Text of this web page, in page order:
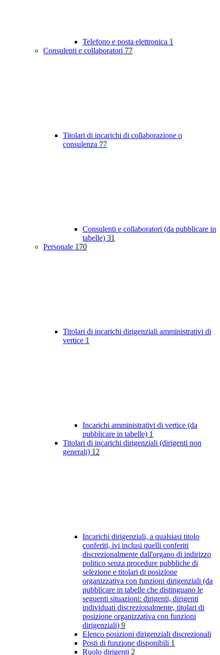
Telefono e posta elettronica 1
Consulenti e collaboratori 77
Titolari di incarichi di collaborazione o
consulenza 77
Consulenti e collaboratori (da pubblicare in
tabelle) 31
Personale 170
Titolari di incarichi dirigenziali amministrativi di
vertice 1
Incarichi amministrativi di vertice (da
pubblicare in tabelle) 1
Titolari di incarichi dirigenziali (dirigenti non
generali) 12
Incarichi dirigenziali, a qualsiasi titolo
conferiti, ivi inclusi quelli conferiti
discrezionalmente dall'organo di indirizzo
politico senza procedure pubbliche di
selezione e titolari di posizione
organizzativa con funzioni dirigenziali (da
pubblicare in tabelle che distinguano le
seguenti situazioni: dirigenti, dirigenti
individuati discrezionalmente, titolari di
posizione organizzativa con funzioni
dirigenziali) 9
Elenco posizioni dirigenziali discrezionali
Posti di funzione disponibili 1
Ruolo dirigenti 2